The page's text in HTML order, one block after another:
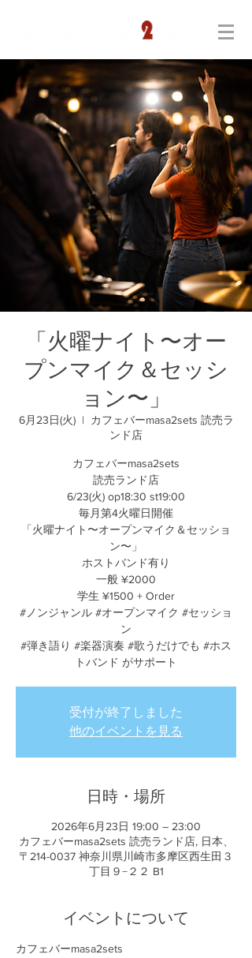
「火曜ナイト〜オー
プンマイク＆セッシ
ョン〜」
6月23日(火)
  |
カフェバーmasa2sets 読売ラ
ンド店
カフェバーmasa2sets
読売ランド店
6/23(火) op18:30 st19:00
毎月第4火曜日開催
「火曜ナイト〜オープンマイク＆セッショ
ン〜」
ホストバンド有り
一般 ¥2000
学生 ¥1500 + Order
#ノンジャンル #オープンマイク #セッショ
ン
#弾き語り #楽器演奏 #歌うだけでも #ホス
トバンド がサポート
受付が終了しました
他のイベントを見る
日時・場所
2026年6月23日 19:00 – 23:00
カフェバーmasa2sets 読売ランド店, 日本、
〒214-0037 神奈川県川崎市多摩区西生田３
丁目９−２２ B1
イベントについて
カフェバーmasa2sets